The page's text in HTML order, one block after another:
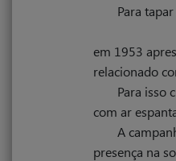
Para
em 1953
relacionado
Para isso
com ar
A
presença na